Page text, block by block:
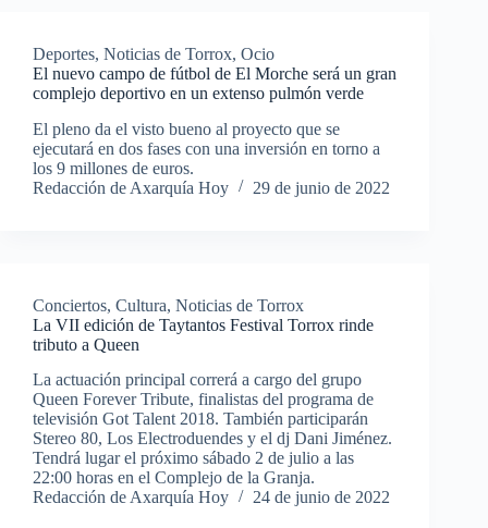
Deportes, Noticias de Torrox, Ocio
El nuevo campo de fútbol de El Morche será un gran
complejo deportivo en un extenso pulmón verde
El pleno da el visto bueno al proyecto que se
ejecutará en dos fases con una inversión en torno a
los 9 millones de euros.
Redacción de Axarquía Hoy
29 de junio de 2022
Conciertos, Cultura, Noticias de Torrox
La VII edición de Taytantos Festival Torrox rinde
tributo a Queen
La actuación principal correrá a cargo del grupo
Queen Forever Tribute, finalistas del programa de
televisión Got Talent 2018. También participarán
Stereo 80, Los Electroduendes y el dj Dani Jiménez.
Tendrá lugar el próximo sábado 2 de julio a las
22:00 horas en el Complejo de la Granja.
Redacción de Axarquía Hoy
24 de junio de 2022